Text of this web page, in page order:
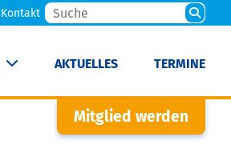
Kontakt
AKTUELLES TERMINE
Mitglied werden